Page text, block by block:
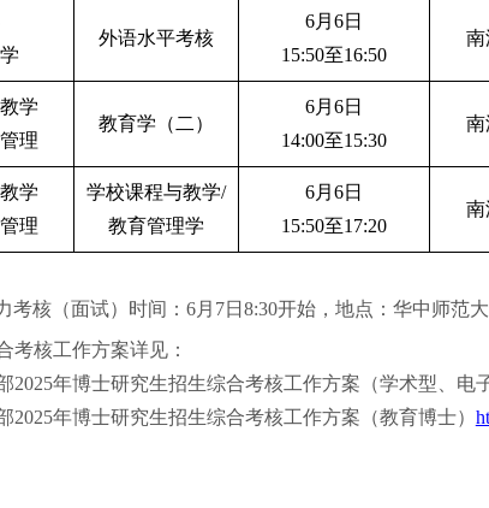
外语水平考核
6月6日
15:50至16:50
南
学
理
教育学（二）
6月6日
14:00至15:30
南
学
理
学校课程与教学/
教育管理学
6月6日
15:50至17:20
南
考核（面试）时间：6月 7日8:30开始，地点：华中师范
考核工作方案详见：
2025年博士研究生招生综合考核工作方案（学术型、电子
2025年博士研究生招生综合考核工作方案（教育博士）